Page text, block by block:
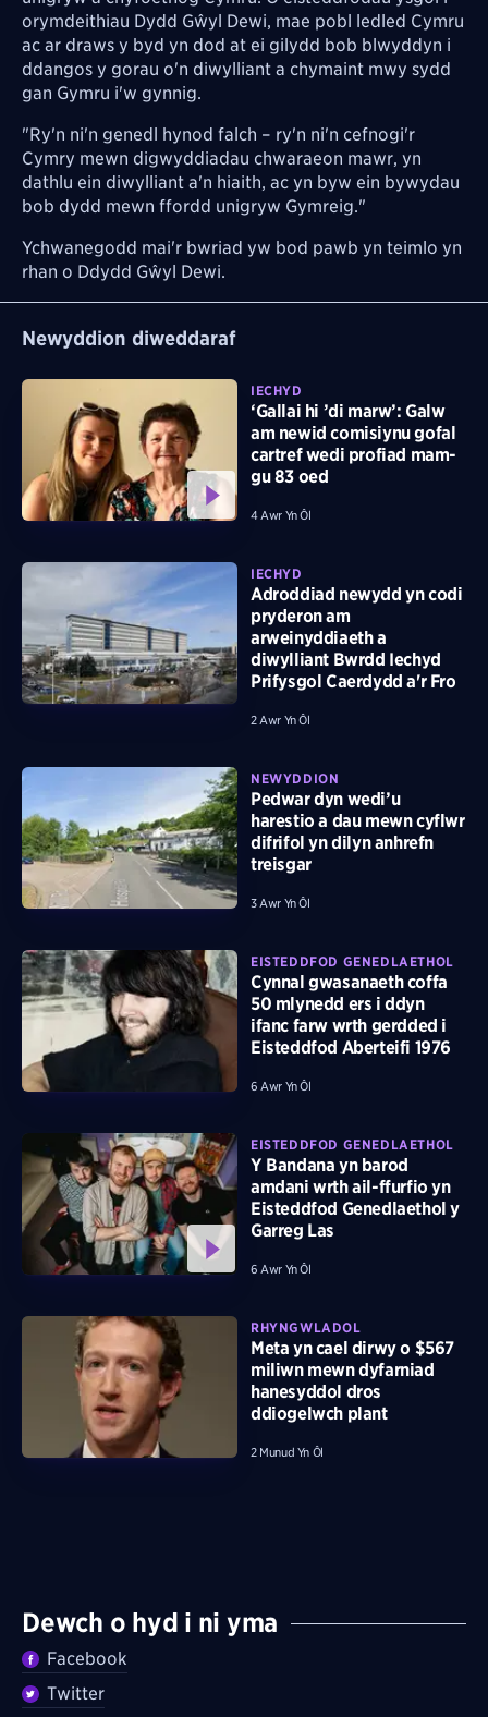
orymdeithiau Dydd Gŵyl Dewi, mae pobl ledled Cymru
ac ar draws y byd yn dod at ei gilydd bob blwyddyn i
ddangos y gorau o'n diwylliant a chymaint mwy sydd
gan Gymru i'w gynnig.
"Ry'n ni'n genedl hynod falch – ry'n ni'n cefnogi'r
Cymry mewn digwyddiadau chwaraeon mawr, yn
dathlu ein diwylliant a'n hiaith, ac yn byw ein bywydau
bob dydd mewn ffordd unigryw Gymreig."
Ychwanegodd mai'r bwriad yw bod pawb yn teimlo yn
rhan o Ddydd Gŵyl Dewi.
Newyddion diweddaraf
IECHYD
‘Gallai hi ’di marw’: Galw
am newid comisiynu gofal
cartref wedi profiad mam-
gu 83 oed
4 Awr Yn Ôl
IECHYD
Adroddiad newydd yn codi
pryderon am
arweinyddiaeth a
diwylliant Bwrdd Iechyd
Prifysgol Caerdydd a'r Fro
2 Awr Yn Ôl
NEWYDDION
Pedwar dyn wedi’u
harestio a dau mewn cyflwr
difrifol yn dilyn anhrefn
treisgar
3 Awr Yn Ôl
EISTEDDFOD GENEDLAETHOL
Cynnal gwasanaeth coffa
50 mlynedd ers i ddyn
ifanc farw wrth gerdded i
Eisteddfod Aberteifi 1976
6 Awr Yn Ôl
EISTEDDFOD GENEDLAETHOL
Y Bandana yn barod
amdani wrth ail-ffurfio yn
Eisteddfod Genedlaethol y
Garreg Las
6 Awr Yn Ôl
RHYNGWLADOL
Meta yn cael dirwy o $567
miliwn mewn dyfarniad
hanesyddol dros
ddiogelwch plant
2 Munud Yn Ôl
Dewch o hyd i ni yma
Facebook
Twitter